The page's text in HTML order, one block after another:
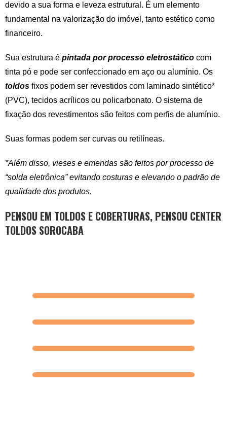
devido a sua forma e leveza estrutural. É um elemento
fundamental na valorização do imóvel, tanto estético como
financeiro.
Sua estrutura é pintada por processo eletrostático com
tinta pó e pode ser confeccionado em aço ou alumínio. Os
toldos fixos podem ser revestidos com laminado sintético*
(PVC), tecidos acrílicos ou policarbonato. O sistema de
fixação dos revestimentos são feitos com perfis de alumínio.
Suas formas podem ser curvas ou retilíneas.
*Além disso, vieses e emendas são feitos por processo de
“solda eletrônica” evitando costuras e elevando o padrão de
qualidade dos produtos.
PENSOU EM TOLDOS E COBERTURAS, PENSOU CENTER
TOLDOS SOROCABA